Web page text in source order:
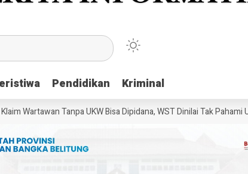
Pendidikan Kriminal
Pendidikan Kriminal
Tanpa UKW Bisa Dipidana, WST Dinilai Tak Pahami UU Pers